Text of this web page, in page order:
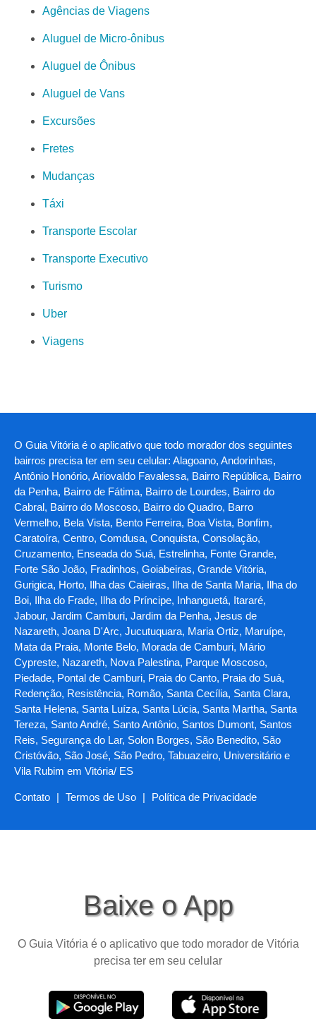
Agências de Viagens
Aluguel de Micro-ônibus
Aluguel de Ônibus
Aluguel de Vans
Excursões
Fretes
Mudanças
Táxi
Transporte Escolar
Transporte Executivo
Turismo
Uber
Viagens
O Guia Vitória é o aplicativo que todo morador dos seguintes
bairros precisa ter em seu celular: Alagoano, Andorinhas,
Antônio Honório, Ariovaldo Favalessa, Bairro República, Bairro
da Penha, Bairro de Fátima, Bairro de Lourdes, Bairro do
Cabral, Bairro do Moscoso, Bairro do Quadro, Barro
Vermelho, Bela Vista, Bento Ferreira, Boa Vista, Bonfim,
Caratoíra, Centro, Comdusa, Conquista, Consolação,
Cruzamento, Enseada do Suá, Estrelinha, Fonte Grande,
Forte São João, Fradinhos, Goiabeiras, Grande Vitória,
Gurigica, Horto, Ilha das Caieiras, Ilha de Santa Maria, Ilha do
Boi, Ilha do Frade, Ilha do Príncipe, Inhanguetá, Itararé,
Jabour, Jardim Camburi, Jardim da Penha, Jesus de
Nazareth, Joana D'Arc, Jucutuquara, Maria Ortiz, Maruípe,
Mata da Praia, Monte Belo, Morada de Camburi, Mário
Cypreste, Nazareth, Nova Palestina, Parque Moscoso,
Piedade, Pontal de Camburi, Praia do Canto, Praia do Suá,
Redenção, Resistência, Romão, Santa Cecília, Santa Clara,
Santa Helena, Santa Luíza, Santa Lúcia, Santa Martha, Santa
Tereza, Santo André, Santo Antônio, Santos Dumont, Santos
Reis, Segurança do Lar, Solon Borges, São Benedito, São
Cristóvão, São José, São Pedro, Tabuazeiro, Universitário e
Vila Rubim em Vitória/ ES
Contato | Termos de Uso | Política de Privacidade
Baixe o App
O Guia Vitória é o aplicativo que todo morador de Vitória
precisa ter em seu celular